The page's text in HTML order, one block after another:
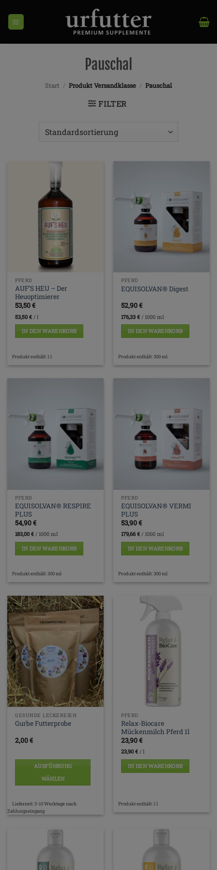
Inhalt
springen
Pauschal
Start / Produkt Versandklasse / Pauschal
FILTER
PFERD
AUF’S HEU – Der
Heuoptimierer
53,50€
53,50€ /l
IN DEN WARENKORB
Produkt enthält: 1l
PFERD
EQUISOLVAN® Digest
52,90€
176,33€ / 1000 ml
IN DEN WARENKORB
Produkt enthält: 300ml
PFERD
EQUISOLVAN® RESPIRE
PLUS
54,90€
183,00€ / 1000 ml
IN DEN WARENKORB
Produkt enthält: 300ml
PFERD
EQUISOLVAN® VERMI
PLUS
53,90€
179,66€ / 1000 ml
IN DEN WARENKORB
Produkt enthält: 300ml
GESUNDE LECKEREIEN
Gurbe Futterprobe
2,00€
AUSFÜHRUNG
WÄHLEN
Produkt
weist
Optionen
Lieferzeit:3-10 Werktage nach
Zahlungseingang
PFERD
Relax-Biocare
Mückenmilch Pferd 1l
23,90€
23,90€ /l
IN DEN WARENKORB
Produkt enthält: 1l